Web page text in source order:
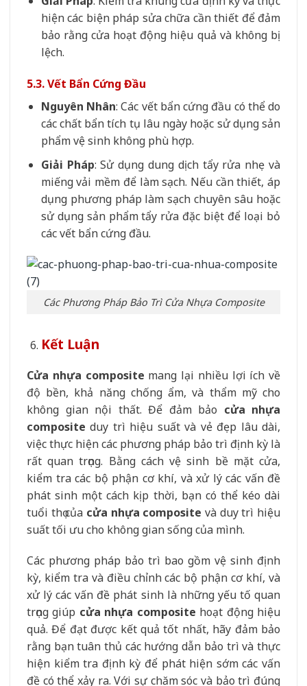
hiện các biện pháp sửa chữa cần thiết để đảm
bảo rằng cửa hoạt động hiệu quả và không bị
lệch.
5.3. Vết Bẩn Cứng Đầu
Nguyên Nhân: Các vết bẩn cứng đầu có thể do
các chất bẩn tích tụ lâu ngày hoặc sử dụng sản
phẩm vệ sinh không phù hợp.
Giải Pháp: Sử dụng dung dịch tẩy rửa nhẹ và
miếng vải mềm để làm sạch. Nếu cần thiết, áp
dụng phương pháp làm sạch chuyên sâu hoặc
sử dụng sản phẩm tẩy rửa đặc biệt để loại bỏ
các vết bẩn cứng đầu.
Các Phương Pháp Bảo Trì Cửa Nhựa Composite
Kết Luận
Cửa nhựa composite mang lại nhiều lợi ích về
độ bền, khả năng chống ẩm, và thẩm mỹ cho
không gian nội thất. Để đảm bảo cửa nhựa
composite duy trì hiệu suất và vẻ đẹp lâu dài,
việc thực hiện các phương pháp bảo trì định kỳ là
rất quan trọng. Bằng cách vệ sinh bề mặt cửa,
kiểm tra các bộ phận cơ khí, và xử lý các vấn đề
phát sinh một cách kịp thời, bạn có thể kéo dài
tuổi thọ của cửa nhựa composite và duy trì hiệu
suất tối ưu cho không gian sống của mình.
Các phương pháp bảo trì bao gồm vệ sinh định
kỳ, kiểm tra và điều chỉnh các bộ phận cơ khí, và
xử lý các vấn đề phát sinh là những yếu tố quan
trọng giúp cửa nhựa composite hoạt động hiệu
quả. Để đạt được kết quả tốt nhất, hãy đảm bảo
rằng bạn tuân thủ các hướng dẫn bảo trì và thực
hiện kiểm tra định kỳ để phát hiện sớm các vấn
đề có thể xảy ra. Với sự chăm sóc và bảo trì đúng